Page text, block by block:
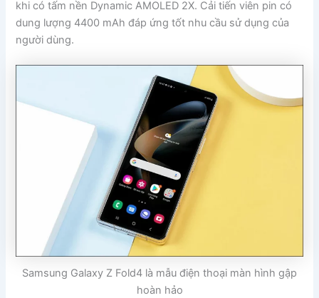
khi có tấm nền Dynamic AMOLED 2X. Cải tiến viên pin có
dung lượng 4400 mAh đáp ứng tốt nhu cầu sử dụng của
người dùng.
Samsung Galaxy Z Fold4 là mẫu điện thoại màn hình gập
hoàn hảo